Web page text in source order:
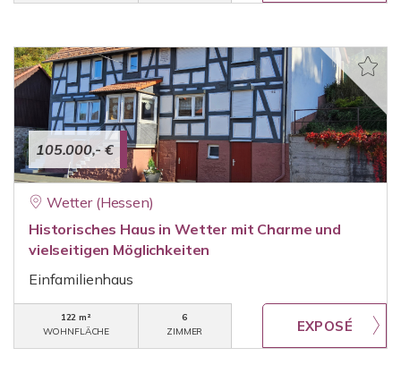
105.000,- €
Wetter (Hessen)
Historisches Haus in Wetter mit Charme und
vielseitigen Möglichkeiten
Einfamilienhaus
122 m²
WOHNFLÄCHE
6
ZIMMER